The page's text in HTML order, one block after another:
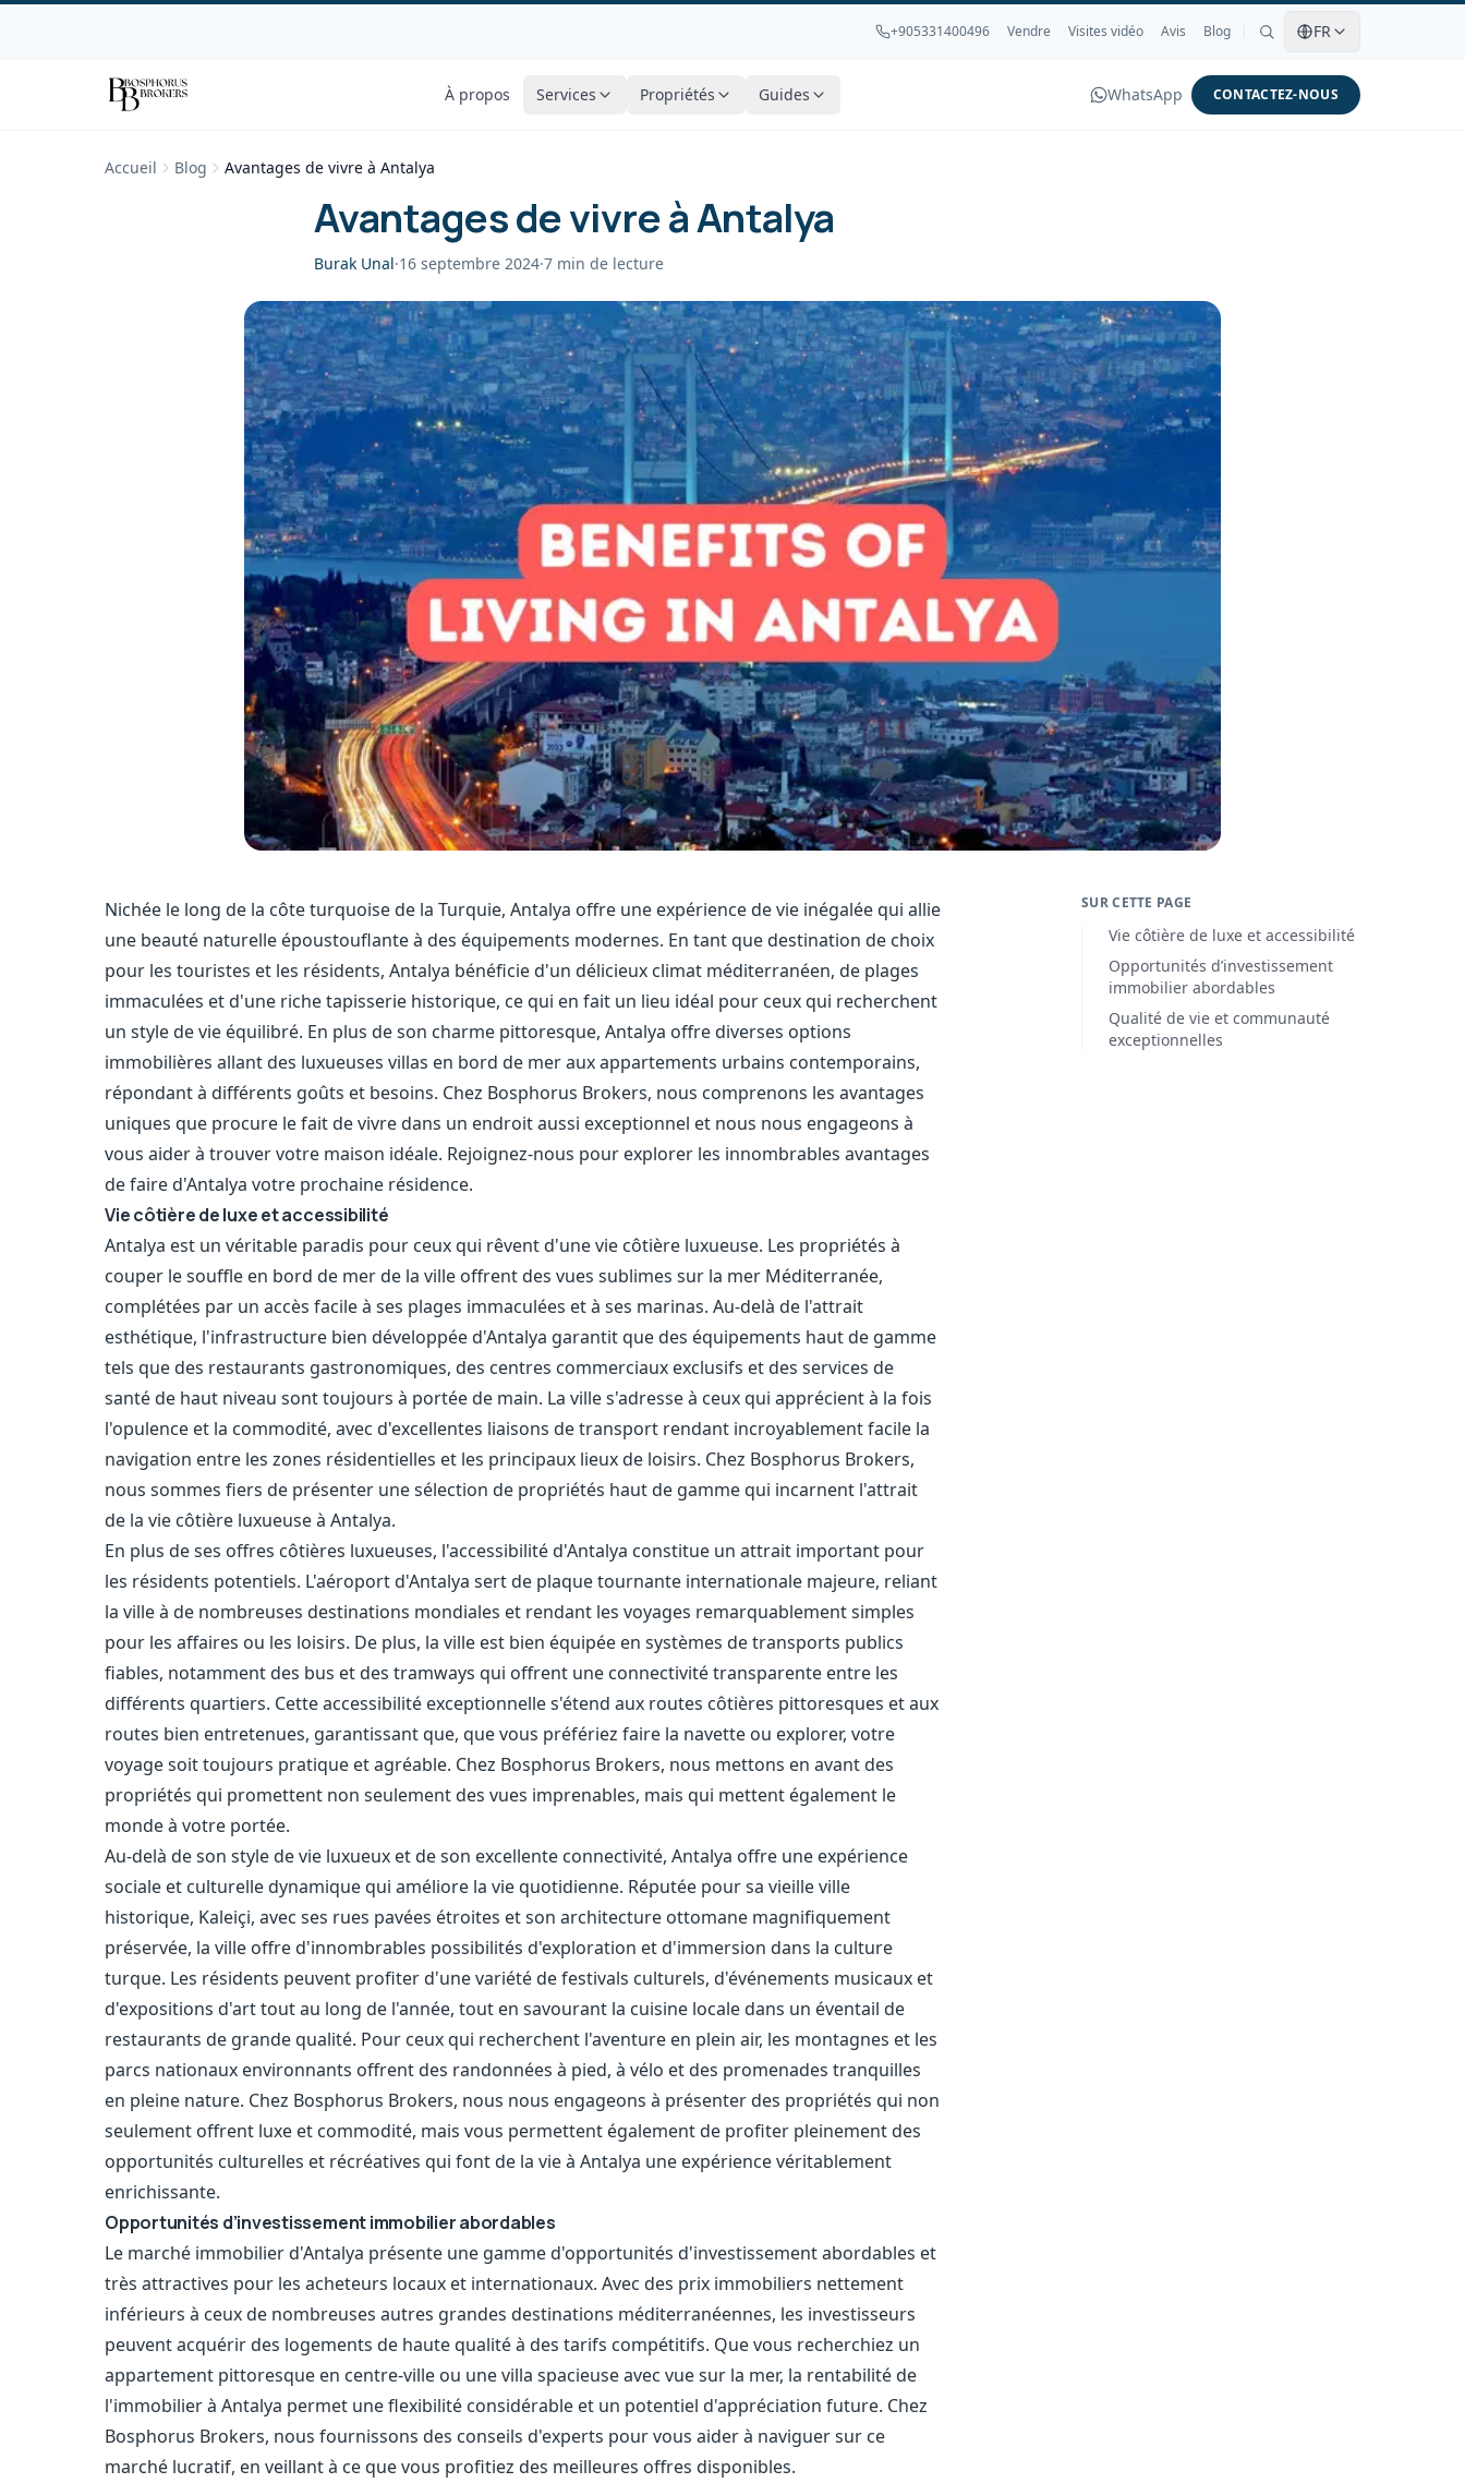
+905331400496 Vendre Visites vidéo Avis Blog FR
À propos Services Propriétés Guides WhatsApp CONTACTEZ-NOUS
Accueil Blog Avantages de vivre à Antalya
Avantages de vivre à Antalya
Burak Unal·16 septembre 2024·7 min de lecture
Nichée le long de la côte turquoise de la Turquie, Antalya offre une expérience de vie inégalée qui allie
une beauté naturelle époustouflante à des équipements modernes. En tant que destination de choix
pour les touristes et les résidents, Antalya bénéficie d'un délicieux climat méditerranéen, de plages
immaculées et d'une riche tapisserie historique, ce qui en fait un lieu idéal pour ceux qui recherchent
un style de vie équilibré. En plus de son charme pittoresque, Antalya offre diverses options
immobilières allant des luxueuses villas en bord de mer aux appartements urbains contemporains,
répondant à différents goûts et besoins. Chez Bosphorus Brokers, nous comprenons les avantages
uniques que procure le fait de vivre dans un endroit aussi exceptionnel et nous nous engageons à
vous aider à trouver votre maison idéale. Rejoignez-nous pour explorer les innombrables avantages
de faire d'Antalya votre prochaine résidence.
Vie côtière de luxe et accessibilité
Antalya est un véritable paradis pour ceux qui rêvent d'une vie côtière luxueuse. Les propriétés à
couper le souffle en bord de mer de la ville offrent des vues sublimes sur la mer Méditerranée,
complétées par un accès facile à ses plages immaculées et à ses marinas. Au-delà de l'attrait
esthétique, l'infrastructure bien développée d'Antalya garantit que des équipements haut de gamme
tels que des restaurants gastronomiques, des centres commerciaux exclusifs et des services de
santé de haut niveau sont toujours à portée de main. La ville s'adresse à ceux qui apprécient à la fois
l'opulence et la commodité, avec d'excellentes liaisons de transport rendant incroyablement facile la
navigation entre les zones résidentielles et les principaux lieux de loisirs. Chez Bosphorus Brokers,
nous sommes fiers de présenter une sélection de propriétés haut de gamme qui incarnent l'attrait
de la vie côtière luxueuse à Antalya.
En plus de ses offres côtières luxueuses, l'accessibilité d'Antalya constitue un attrait important pour
les résidents potentiels. L'aéroport d'Antalya sert de plaque tournante internationale majeure, reliant
la ville à de nombreuses destinations mondiales et rendant les voyages remarquablement simples
pour les affaires ou les loisirs. De plus, la ville est bien équipée en systèmes de transports publics
fiables, notamment des bus et des tramways qui offrent une connectivité transparente entre les
différents quartiers. Cette accessibilité exceptionnelle s'étend aux routes côtières pittoresques et aux
routes bien entretenues, garantissant que, que vous préfériez faire la navette ou explorer, votre
voyage soit toujours pratique et agréable. Chez Bosphorus Brokers, nous mettons en avant des
propriétés qui promettent non seulement des vues imprenables, mais qui mettent également le
monde à votre portée.
Au-delà de son style de vie luxueux et de son excellente connectivité, Antalya offre une expérience
sociale et culturelle dynamique qui améliore la vie quotidienne. Réputée pour sa vieille ville
historique, Kaleiçi, avec ses rues pavées étroites et son architecture ottomane magnifiquement
préservée, la ville offre d'innombrables possibilités d'exploration et d'immersion dans la culture
turque. Les résidents peuvent profiter d'une variété de festivals culturels, d'événements musicaux et
d'expositions d'art tout au long de l'année, tout en savourant la cuisine locale dans un éventail de
restaurants de grande qualité. Pour ceux qui recherchent l'aventure en plein air, les montagnes et les
parcs nationaux environnants offrent des randonnées à pied, à vélo et des promenades tranquilles
en pleine nature. Chez Bosphorus Brokers, nous nous engageons à présenter des propriétés qui non
seulement offrent luxe et commodité, mais vous permettent également de profiter pleinement des
opportunités culturelles et récréatives qui font de la vie à Antalya une expérience véritablement
enrichissante.
Opportunités d’investissement immobilier abordables
Le marché immobilier d'Antalya présente une gamme d'opportunités d'investissement abordables et
très attractives pour les acheteurs locaux et internationaux. Avec des prix immobiliers nettement
inférieurs à ceux de nombreuses autres grandes destinations méditerranéennes, les investisseurs
peuvent acquérir des logements de haute qualité à des tarifs compétitifs. Que vous recherchiez un
appartement pittoresque en centre-ville ou une villa spacieuse avec vue sur la mer, la rentabilité de
l'immobilier à Antalya permet une flexibilité considérable et un potentiel d'appréciation future. Chez
Bosphorus Brokers, nous fournissons des conseils d'experts pour vous aider à naviguer sur ce
marché lucratif, en veillant à ce que vous profitiez des meilleures offres disponibles.
SUR CETTE PAGE
Vie côtière de luxe et accessibilité
Opportunités d’investissement
immobilier abordables
Qualité de vie et communauté
exceptionnelles